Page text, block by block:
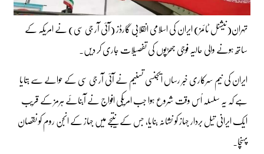
تہران(نیشنل ٹائمز) ایران کی اسلامی انقلابی گارڈز (آئی آر جی سی) نے امریکہ کے
ساتھ ہونے والی حالیہ فوجی جھڑپوں کی تفصیلات جاری کر دیں۔
ایران کی نیم سرکاری خبر رساں ایجنسی تسنیم نے آئی آر جی سی کے حوالے سے بتایا
ہے کہ یہ سلسلہ اُس وقت شروع ہوا جب امریکی افواج نے آبنائے ہرمز کے قریب
ایک ایرانی تیل بردار جہاز کو نشانہ بنایا، جس کے نتیجے میں جہاز کے انجن روم کو نقصان
پہنچا۔